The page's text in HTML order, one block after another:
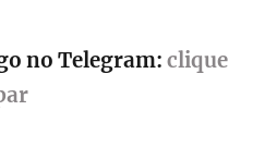
no Telegram: clique